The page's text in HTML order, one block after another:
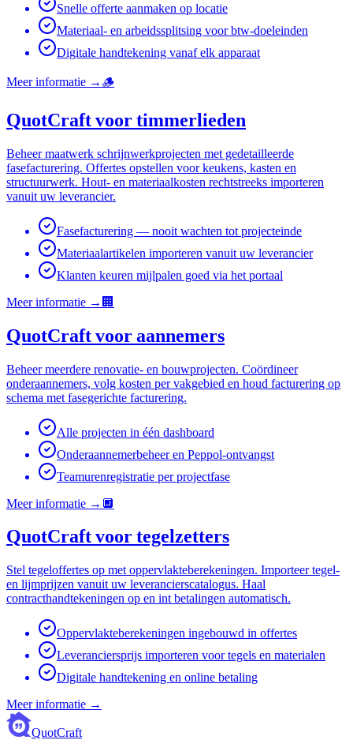
Snelle offerte aanmaken op locatie
Materiaal- en arbeidssplitsing voor btw-doeleinden
Digitale handtekening vanaf elk apparaat
Meer informatie → 🪵
QuotCraft voor timmerlieden
Beheer maatwerk schrijnwerkprojecten met gedetailleerde
fasefacturering. Offertes opstellen voor keukens, kasten en
structuurwerk. Hout- en materiaalkosten rechtstreeks importeren
vanuit uw leverancier.
Fasefacturering — nooit wachten tot projecteinde
Materiaalartikelen importeren vanuit uw leverancier
Klanten keuren mijlpalen goed via het portaal
Meer informatie → 🏢
QuotCraft voor aannemers
Beheer meerdere renovatie- en bouwprojecten. Coördineer
onderaannemers, volg kosten per vakgebied en houd facturering op
schema met fasegerichte facturering.
Alle projecten in één dashboard
Onderaannemerbeheer en Peppol-ontvangst
Teamurenregistratie per projectfase
Meer informatie → 🔲
QuotCraft voor tegelzetters
Stel tegeloffertes op met oppervlakteberekeningen. Importeer tegel-
en lijmprijzen vanuit uw leverancierscatalogus. Haal
contracthandtekeningen op en int betalingen automatisch.
Oppervlakteberekeningen ingebouwd in offertes
Leveranciersprijs importeren voor tegels en materialen
Digitale handtekening en online betaling
Meer informatie →
QuotCraft